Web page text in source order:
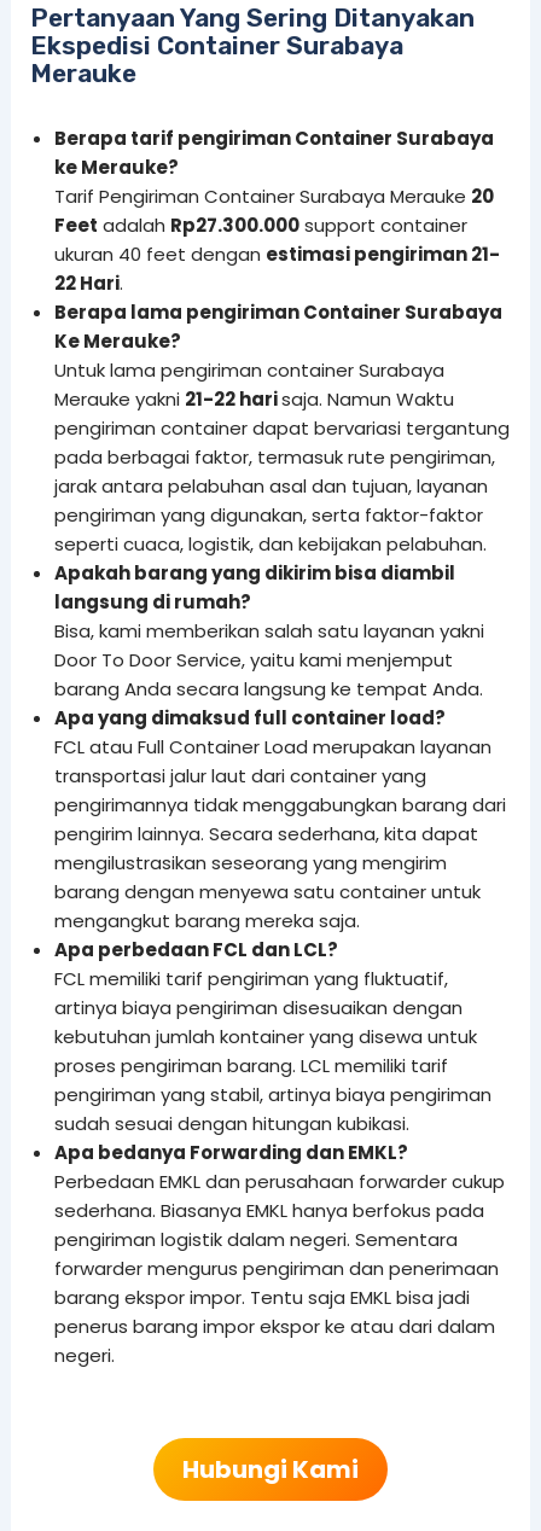
Pertanyaan Yang Sering Ditanyakan
Ekspedisi Container Surabaya
Merauke
Berapa tarif pengiriman Container Surabaya
ke Merauke?
Tarif Pengiriman Container Surabaya Merauke 20
Feet adalah Rp27.300.000support container
ukuran 40 feet dengan estimasi pengiriman 21-
22 Hari.
Berapa lama pengiriman Container Surabaya
Ke Merauke?
Untuk lama pengiriman container Surabaya
Merauke yakni 21-22 harisaja. Namun Waktu
pengiriman container dapat bervariasi tergantung
pada berbagai faktor, termasuk rute pengiriman,
jarak antara pelabuhan asal dan tujuan, layanan
pengiriman yang digunakan, serta faktor-faktor
seperti cuaca, logistik, dan kebijakan pelabuhan.
Apakah barang yang dikirim bisa diambil
langsung di rumah?
Bisa, kami memberikan salah satu layanan yakni
Door To Door Service, yaitu kami menjemput
barang Anda secara langsung ke tempat Anda.
Apa yang dimaksud full container load?
FCL atau Full Container Load merupakan layanan
transportasi jalur laut dari container yang
pengirimannya tidak menggabungkan barang dari
pengirim lainnya. Secara sederhana, kita dapat
mengilustrasikan seseorang yang mengirim
barang dengan menyewa satu container untuk
mengangkut barang mereka saja.
Apa perbedaan FCL dan LCL?
FCL memiliki tarif pengiriman yang fluktuatif,
artinya biaya pengiriman disesuaikan dengan
kebutuhan jumlah kontainer yang disewa untuk
proses pengiriman barang. LCL memiliki tarif
pengiriman yang stabil, artinya biaya pengiriman
sudah sesuai dengan hitungan kubikasi.
Apa bedanya Forwarding dan EMKL?
Perbedaan EMKL dan perusahaan forwarder cukup
sederhana. Biasanya EMKL hanya berfokus pada
pengiriman logistik dalam negeri. Sementara
forwarder mengurus pengiriman dan penerimaan
barang ekspor impor. Tentu saja EMKL bisa jadi
penerus barang impor ekspor ke atau dari dalam
negeri.
Hubungi Kami